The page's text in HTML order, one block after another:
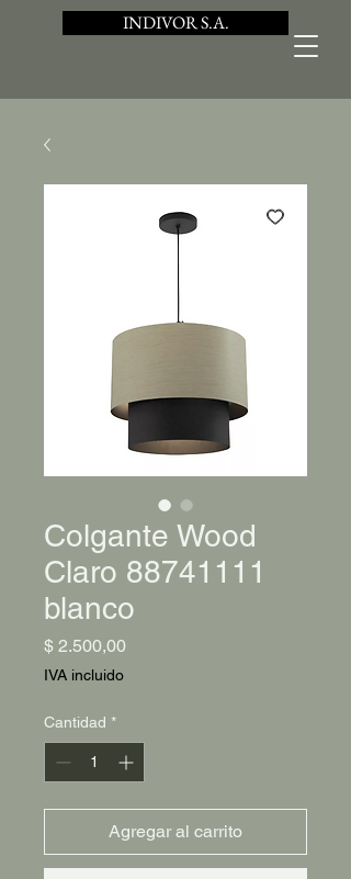
INDIVOR S.A.
Colgante Wood
Claro 88741111
blanco
$ 2.500,00Precio
IVA incluido
Cantidad *
Agregar al carrito